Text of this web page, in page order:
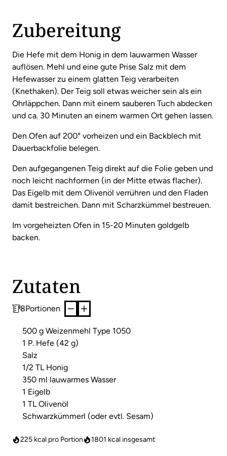
Zubereitung
Die Hefe mit dem Honig in dem lauwarmen Wasser
auflösen. Mehl und eine gute Prise Salz mit dem
Hefewasser zu einem glatten Teig verarbeiten
(Knethaken). Der Teig soll etwas weicher sein als ein
Ohrläppchen. Dann mit einem sauberen Tuch abdecken
und ca. 30 Minuten an einem warmen Ort gehen lassen.
Den Ofen auf 200° vorheizen und ein Backblech mit
Dauerbackfolie belegen.
Den aufgegangenen Teig direkt auf die Folie geben und
noch leicht nachformen (in der Mitte etwas flacher).
Das Eigelb mit dem Olivenöl verrühren und den Fladen
damit bestreichen. Dann mit Scharzkümmel bestreuen.
Im vorgeheizten Ofen in 15-20 Minuten goldgelb
backen.
Zutaten
8Portionen
500 g Weizenmehl Type 1050
1 P. Hefe (42 g)
Salz
1/2 TL Honig
350 ml lauwarmes Wasser
1 Eigelb
1 TL Olivenöl
Schwarzkümmerl (oder evtl. Sesam)
225 kcal pro Portion 1801 kcal insgesamt